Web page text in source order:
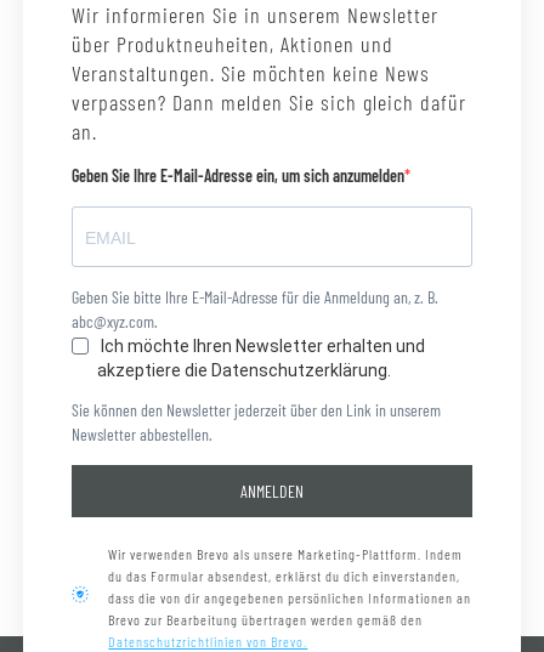
Wir informieren Sie in unserem Newsletter
über Produktneuheiten, Aktionen und
Veranstaltungen. Sie möchten keine News
verpassen? Dann melden Sie sich gleich dafür
an.
Geben Sie Ihre E-Mail-Adresse ein, um sich anzumelden
Geben Sie bitte Ihre E-Mail-Adresse für die Anmeldung an, z. B.
abc@xyz.com.
Ich möchte Ihren Newsletter erhalten und
akzeptiere die Datenschutzerklärung.
Sie können den Newsletter jederzeit über den Link in unserem
Newsletter abbestellen.
ANMELDEN
Wir verwenden Brevo als unsere Marketing-Plattform. Indem
du das Formular absendest, erklärst du dich einverstanden,
dass die von dir angegebenen persönlichen Informationen an
Brevo zur Bearbeitung übertragen werden gemäß den
Datenschutzrichtlinien von Brevo.